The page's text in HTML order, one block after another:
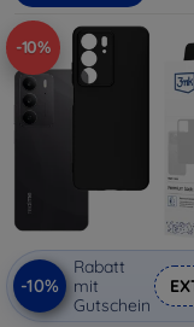
-10%
-10%
Rabatt
mit
Gutschein